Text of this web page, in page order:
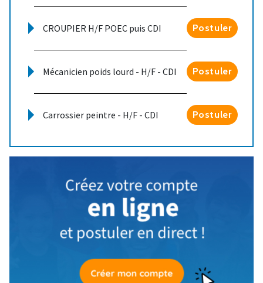
CROUPIER H/F POEC puis CDI Postuler
Mécanicien poids lourd - H/F - CDI Postuler
Carrossier peintre - H/F - CDI Postuler